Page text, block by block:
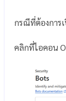
กรณีที่ต้องการ
คลิกที่ไอคอน